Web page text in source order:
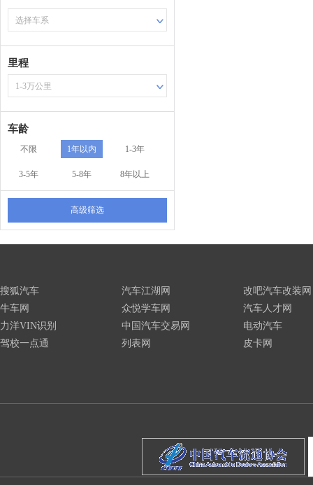
选择车系
里程
1-3万公里
车龄
不限 1年以内 1-3年
3-5年 5-8年 8年以上
高级筛选
搜狐汽车
牛车网
力洋VIN识别
驾校一点通
汽车江湖网
众悦学车网
中国汽车交易网
列表网
改吧汽车改装网
汽车人才网
电动汽车
皮卡网